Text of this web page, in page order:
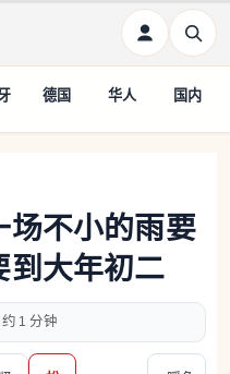
德国 华人 国内
场不小的雨要
到大年初二
约 1 分钟